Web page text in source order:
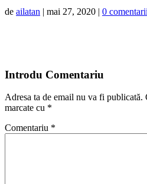
de ailatan | mai 27, 2020 | 0 comentarii
Introdu Comentariu
Adresa ta de email nu va fi publicată.
marcate cu *
Comentariu *